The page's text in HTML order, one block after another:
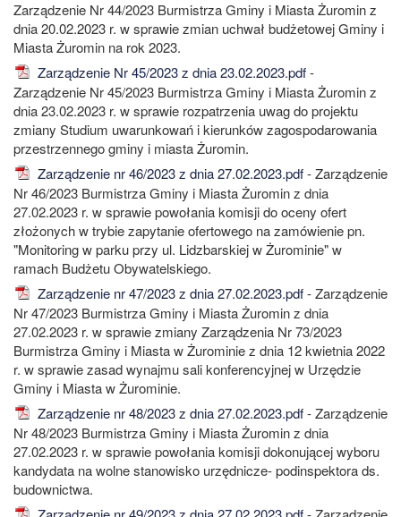
Zarządzenie Nr 44/2023 Burmistrza Gminy i Miasta Żuromin z
dnia 20.02.2023 r. w sprawie zmian uchwał budżetowej Gminy i
Miasta Żuromin na rok 2023.
Zarządzenie Nr 45/2023 z dnia 23.02.2023.pdf-
Zarządzenie Nr 45/2023 Burmistrza Gminy i Miasta Żuromin z
dnia 23.02.2023 r. w sprawie rozpatrzenia uwag do projektu
zmiany Studium uwarunkowań i kierunków zagospodarowania
przestrzennego gminy i miasta Żuromin.
Zarządzenie nr 46/2023 z dnia 27.02.2023.pdf- Zarządzenie
Nr 46/2023 Burmistrza Gminy i Miasta Żuromin z dnia
27.02.2023 r. w sprawie powołania komisji do oceny ofert
złożonych w trybie zapytanie ofertowego na zamówienie pn.
"Monitoring w parku przy ul. Lidzbarskiej w Żurominie" w
ramach Budżetu Obywatelskiego.
Zarządzenie nr 47/2023 z dnia 27.02.2023.pdf- Zarządzenie
Nr 47/2023 Burmistrza Gminy i Miasta Żuromin z dnia
27.02.2023 r. w sprawie zmiany Zarządzenia Nr 73/2023
Burmistrza Gminy i Miasta w Żurominie z dnia 12 kwietnia 2022
r. w sprawie zasad wynajmu sali konferencyjnej w Urzędzie
Gminy i Miasta w Żurominie.
Zarządzenie nr 48/2023 z dnia 27.02.2023.pdf- Zarządzenie
Nr 48/2023 Burmistrza Gminy i Miasta Żuromin z dnia
27.02.2023 r. w sprawie powołania komisji dokonującej wyboru
kandydata na wolne stanowisko urzędnicze- podinspektora ds.
budownictwa.